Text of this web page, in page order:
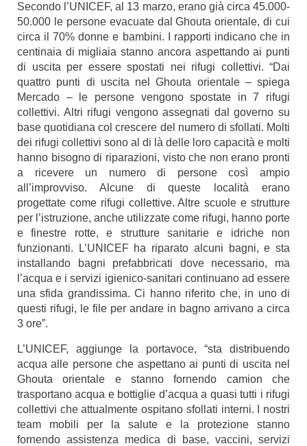
Secondo l’UNICEF, al 13 marzo, erano già circa 45.000-
50.000 le persone evacuate dal Ghouta orientale, di cui
circa il 70% donne e bambini. I rapporti indicano che in
centinaia di migliaia stanno ancora aspettando ai punti
di uscita per essere spostati nei rifugi collettivi. “Dai
quattro punti di uscita nel Ghouta orientale – spiega
Mercado – le persone vengono spostate in 7 rifugi
collettivi. Altri rifugi vengono assegnati dal governo su
base quotidiana col crescere del numero di sfollati. Molti
dei rifugi collettivi sono al di là delle loro capacità e molti
hanno bisogno di riparazioni, visto che non erano pronti
a ricevere un numero di persone così ampio
all’improvviso. Alcune di queste località erano
progettate come rifugi collettive. Altre scuole e strutture
per l’istruzione, anche utilizzate come rifugi, hanno porte
e finestre rotte, e strutture sanitarie e idriche non
funzionanti. L’UNICEF ha riparato alcuni bagni, e sta
installando bagni prefabbricati dove necessario, ma
l’acqua e i servizi igienico-sanitari continuano ad essere
una sfida grandissima. Ci hanno riferito che, in uno di
questi rifugi, le file per andare in bagno arrivano a circa
3 ore”.
L’UNICEF, aggiunge la portavoce, “sta distribuendo
acqua alle persone che aspettano ai punti di uscita nel
Ghouta orientale e stanno fornendo camion che
trasportano acqua e bottiglie d’acqua a quasi tutti i rifugi
collettivi che attualmente ospitano sfollati interni. I nostri
team mobili per la salute e la protezione stanno
fornendo assistenza medica di base, vaccini, servizi